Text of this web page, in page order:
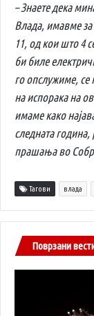
– Знаете дека
Влада, имавме
11, од кои што 4
би биле
го опслужиме, се
на испорака на
имаме како
следната
прашања во
Тагови влада
Поврзани